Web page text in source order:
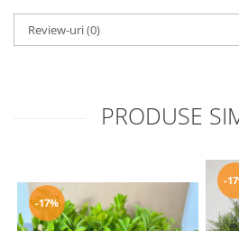
Review-uri(0)
PRODUSE
-17%
-